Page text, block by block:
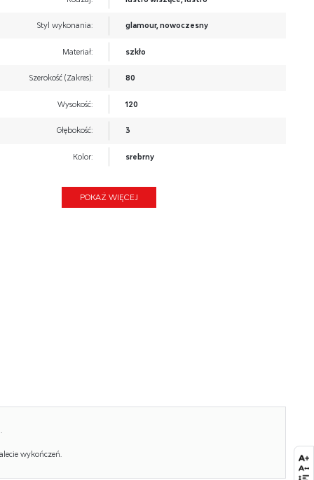
Styl wykonania: glamour, nowoczesny
Materiał: szkło
Szerokość (Zakres): 80
Wysokość: 120
Głębokość: 3
Kolor: srebrny
Waga netto: 18.700
POKAŻ WIĘCEJ
wykończeń.